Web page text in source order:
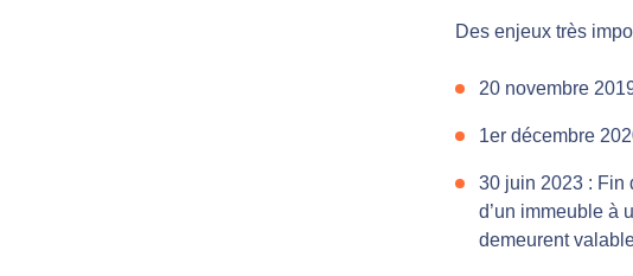
Des enjeux très
20 novembre
1er décembre
30 juin 2023 : Fin
d’un immeuble à
demeurent